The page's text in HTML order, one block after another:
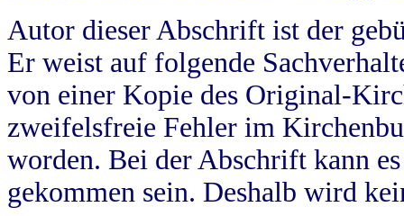
Autor dieser Abschrift ist der
Er weist auf folgende
von einer Kopie des Original-
zweifelsfreie Fehler im
worden. Bei der Abschrift kann
gekommen sein. Deshalb wird